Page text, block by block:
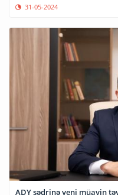
31-05-2024
ADY sədrinə yeni müavin